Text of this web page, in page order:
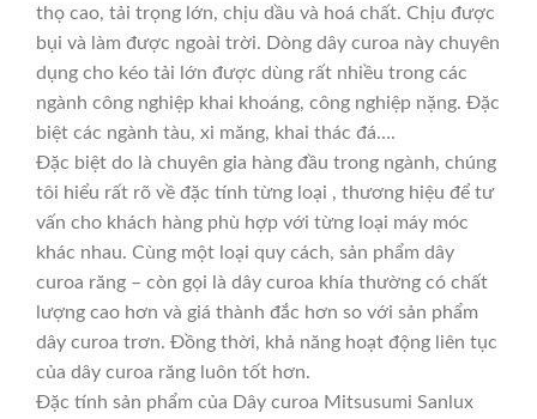
thọ cao, tải trọng lớn, chịu dầu và hoá chất. Chịu được
bụi và làm được ngoài trời. Dòng dây curoa này chuyên
dụng cho kéo tải lớn được dùng rất nhiều trong các
ngành công nghiệp khai khoáng, công nghiệp nặng. Đặc
biệt các ngành tàu, xi măng, khai thác đá….
Đặc biệt do là chuyên gia hàng đầu trong ngành, chúng
tôi hiểu rất rõ về đặc tính từng loại , thương hiệu để tư
vấn cho khách hàng phù hợp với từng loại máy móc
khác nhau. Cùng một loại quy cách, sản phẩm dây
curoa răng – còn gọi là dây curoa khía thường có chất
lượng cao hơn và giá thành đắc hơn so với sản phẩm
dây curoa trơn. Đồng thời, khả năng hoạt động liên tục
của dây curoa răng luôn tốt hơn.
Đặc tính sản phẩm của Dây curoa Mitsusumi Sanlux